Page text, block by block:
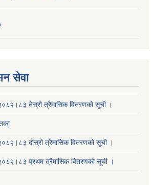
सेवा
२०८२।८३ तेस्रो त्रैमासिक वितरणको सूची ।
२०८२।८३ दोस्रो त्रैमासिक वितरणको सूची ।
२०८२।८३ प्रथम त्रैमासिक वितरणको सूची ।